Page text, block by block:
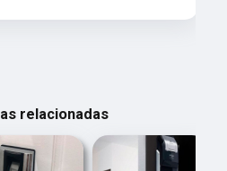
relacionadas